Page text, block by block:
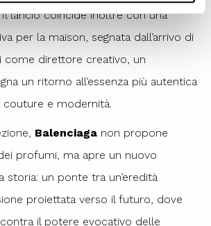
lancio coincide inoltre con una
per la maison, segnata dall’arrivo di
come direttore creativo, un
un ritorno all’essenza più autentica
couture e modernità.
Balenciaga non propone
profumi, ma apre un nuovo
storia: un ponte tra un’eredità
proiettata verso il futuro, dove
il potere evocativo delle